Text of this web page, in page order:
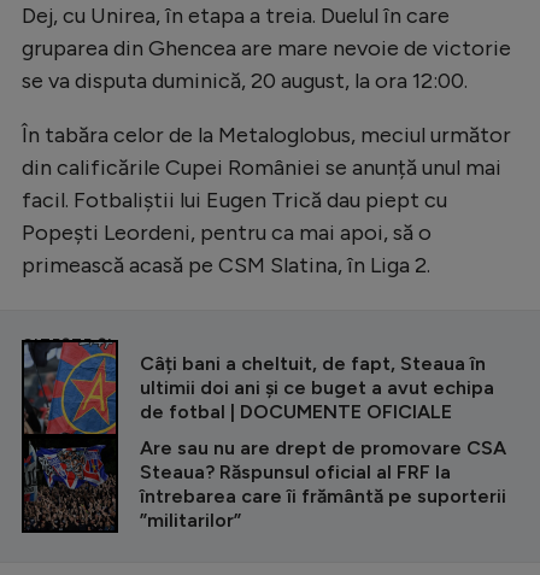
Dej, cu Unirea, în etapa a treia. Duelul în care
gruparea din Ghencea are mare nevoie de victorie
se va disputa duminică, 20 august, la ora 12:00.
În tabăra celor de la Metaloglobus, meciul următor
din calificările Cupei României se anunță unul mai
facil. Fotbaliștii lui Eugen Trică dau piept cu
Popești Leordeni, pentru ca mai apoi, să o
primească acasă pe CSM Slatina, în Liga 2.
CITEȘTE ȘI
Câți bani a cheltuit, de fapt, Steaua în
ultimii doi ani și ce buget a avut echipa
de fotbal | DOCUMENTE OFICIALE
Are sau nu are drept de promovare CSA
Steaua? Răspunsul oficial al FRF la
întrebarea care îi frământă pe suporterii
”militarilor”